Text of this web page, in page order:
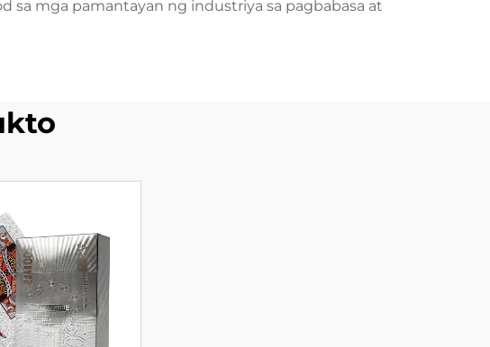
mga pamantayan ng industriya sa pagbabasa at